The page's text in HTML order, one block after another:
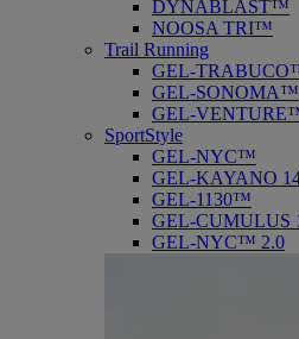
DYNABLAST™
NOOSA TRI™
Trail Running
GEL-
GEL-SONOMA™
GEL-
SportStyle
GEL-NYC™
GEL-KAYANO
GEL-1130™
GEL-CUMULUS
GEL-NYC™ 2.0